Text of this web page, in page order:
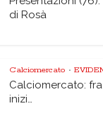
di Rosà
Calciomercato •
Calciomercato:
inizi…